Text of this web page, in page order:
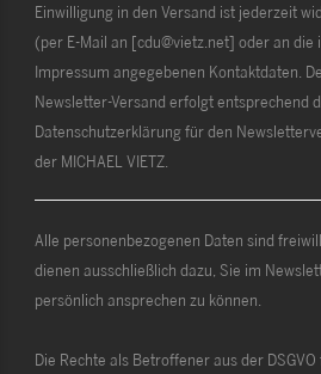
Einwilligung in den Versand ist jederzeit
(per E-Mail an [cdu@vietz.net] oder an die
Impressum angegebenen Kontaktdaten.
Newsletter-Versand erfolgt entsprechend
Datenschutzerklärung für den
der MICHAEL VIETZ.
Alle personenbezogenen Daten sind
dienen ausschließlich dazu, Sie im
persönlich ansprechen zu können.
Die Rechte als Betroffener aus der DSGVO